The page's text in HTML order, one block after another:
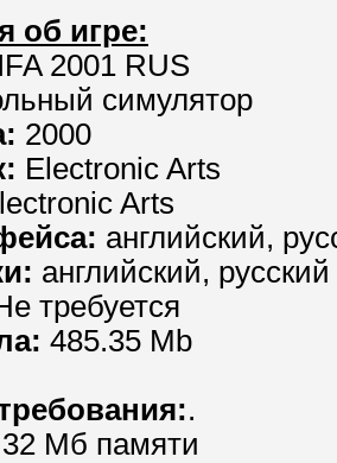
об игре:
2001 RUS
симулятор
2000
Electronic Arts
Arts
английский,
английский, русский
требуется
485.35 Mb
.
Мб памяти